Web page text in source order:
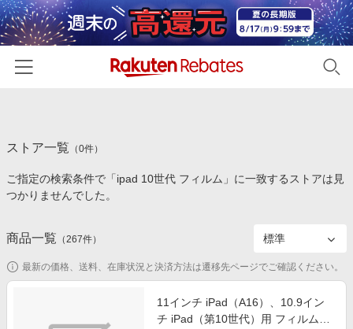
カテゴリー一覧
百貨店・総合ECモール
食品・スイーツ・お酒
コスメ・健康・医薬品
イベント一覧
初回購入者限定特典
対象ストア新規限定特典
ストア一覧 （0件）
ご指定の検索条件で「ipad 10世代 フィルム」に一致するストアは見
つかりませんでした。
商品一覧 （267件）
最新の価格、送料、在庫状況と決済方法は遷移先ページでご確認ください。
11インチ iPad（A16）、10.9イン
チ iPad（第10世代）用 フィルム